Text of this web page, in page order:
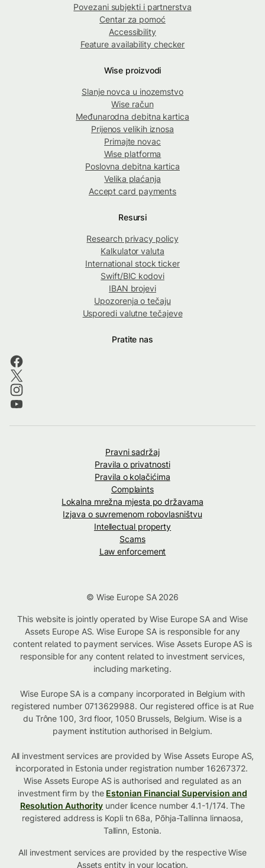
Povezani subjekti i partnerstva
Centar za pomoć
Accessibility
Feature availability checker
Wise proizvodi
Slanje novca u inozemstvo
Wise račun
Međunarodna debitna kartica
Prijenos velikih iznosa
Primajte novac
Wise platforma
Poslovna debitna kartica
Velika plaćanja
Accept card payments
Resursi
Research privacy policy
Kalkulator valuta
International stock ticker
Swift/BIC kodovi
IBAN brojevi
Upozorenja o tečaju
Usporedi valutne tečajeve
Pratite nas
Pravni sadržaj
Pravila o privatnosti
Pravila o kolačićima
Complaints
Lokalna mrežna mjesta po državama
Izjava o suvremenom robovlasništvu
Intellectual property
Scams
Law enforcement
© Wise Europe SA 2026
This website is jointly operated by Wise Europe SA and Wise
Assets Europe AS. Wise Europe SA is responsible for any
content related to payment services. Wise Assets Europe AS is
responsible for any content related to investment services,
including marketing.
Wise Europe SA is a company incorporated in Belgium with
registered number 0713629988. Our registered office is at Rue
du Trône 100, 3rd floor, 1050 Brussels, Belgium. Wise is a
payment institution authorised in Belgium.
All investment services are provided by Wise Assets Europe AS,
incorporated in Estonia under registration number 16267372.
Wise Assets Europe AS is authorised and regulated as an
investment firm by the Estonian Financial Supervision and
Resolution Authority under licence number 4.1-1/174. The
registered address is Kopli tn 68a, Põhja-Tallinna linnaosa,
Tallinn, Estonia.
All investment services are provided by the respective Wise
Assetsentity in your location.